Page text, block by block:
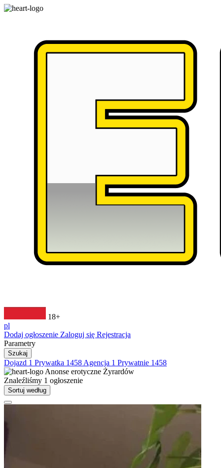
18+
pl
Dodaj ogłoszenie Zaloguj się Rejestracja
Parametry
Szukaj
Dojazd 1 Prywatka 1458 Agencja 1 Prywatnie 1458
Anonse erotyczne Żyrardów
Znaleźliśmy 1 ogłoszenie
Sortuj według